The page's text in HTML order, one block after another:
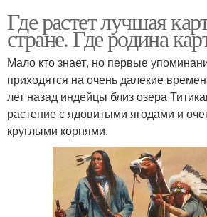
Где растет лучшая
стране. Где родина
Мало кто знает, но первые
приходятся на очень далекие
лет назад индейцы близ озера
растение с ядовитыми ягодами и
круглыми корнями.